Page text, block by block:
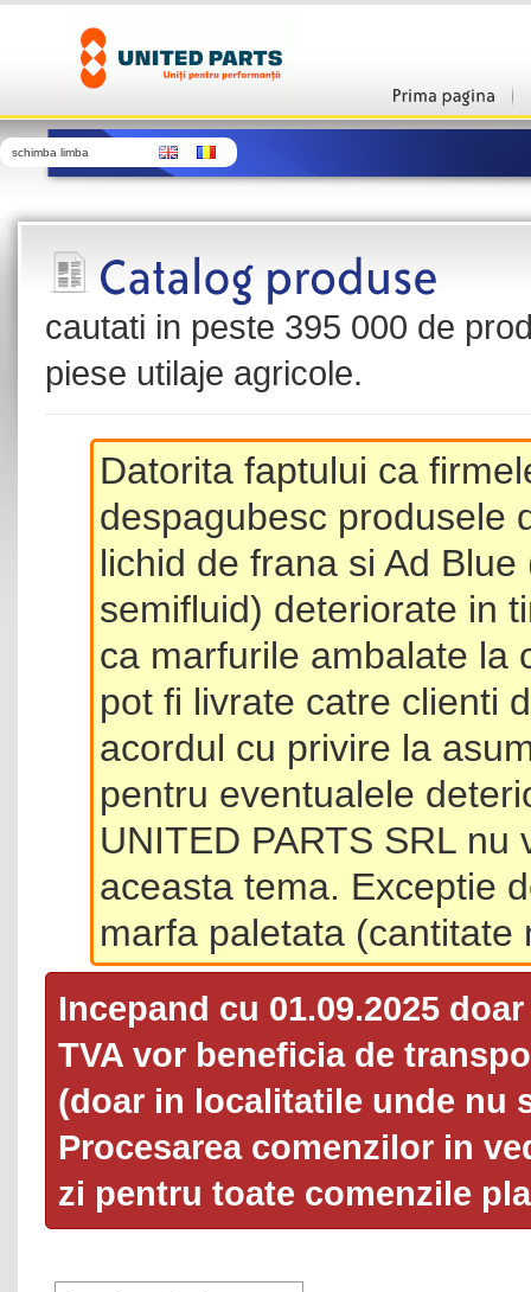
schimba limba
cautati in peste 395 000 de
piese utilaje agricole.
Datorita faptului ca
despagubesc produsele
lichid de frana si Ad
semifluid) deteriorate in
ca marfurile ambalate la
pot fi livrate catre clienti
acordul cu privire la
pentru eventualele
UNITED PARTS SRL
aceasta tema. Exceptie
marfa paletata (cantitate
Incepand cu 01.09.2025
TVA vor beneficia de
(doar in localitatile unde nu
Procesarea comenzilor in
zi pentru toate comenzile